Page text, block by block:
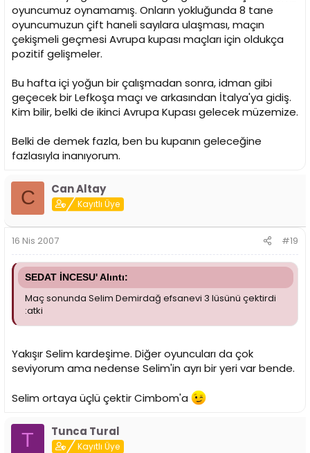
oyuncumuz oynamamış. Onların yokluğunda 8 tane
oyuncumuzun çift haneli sayılara ulaşması, maçın
çekişmeli geçmesi Avrupa kupası maçları için oldukça
pozitif gelişmeler.
Bu hafta içi yoğun bir çalışmadan sonra, idman gibi
geçecek bir Lefkoşa maçı ve arkasından İtalya'ya gidiş.
Kim bilir, belki de ikinci Avrupa Kupası gelecek müzemize.
Belki de demek fazla, ben bu kupanın geleceğine
fazlasıyla inanıyorum.
C Can Altay
Kayıtlı Üye
16 Nis 2007 #19
SEDAT İNCESU' Alıntı:
Maç sonunda Selim Demirdağ efsanevi 3 lüsünü çektirdi
:atki
Yakışır Selim kardeşime. Diğer oyuncuları da çok
seviyorum ama nedense Selim'in ayrı bir yeri var bende.
Selim ortaya üçlü çektir Cimbom'a
T Tunca Tural
Kayıtlı Üye